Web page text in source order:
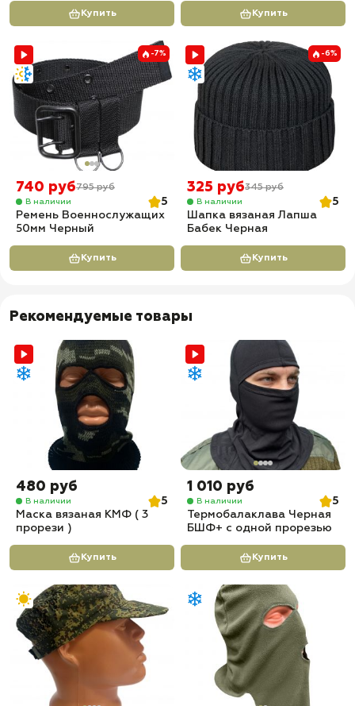
Купить Купить
-7%
740 руб795 руб
В наличии
5
Ремень Военнослужащих
50мм Черный
Купить
-6%
325 руб345 руб
В наличии
5
Шапка вязаная Лапша
Бабек Черная
Купить
Рекомендуемые товары
480 руб
В наличии
5
Маска вязаная КМФ ( 3
прорези )
Купить
1 010 руб
В наличии
5
Термобалаклава Черная
БШФ+ с одной прорезью
Купить